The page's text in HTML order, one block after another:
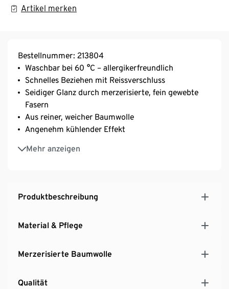
Artikel merken
Bestellnummer: 213804
Waschbar bei 60 °C – allergikerfreundlich
Schnelles Beziehen mit Reissverschluss
Seidiger Glanz durch merzerisierte, fein gewebte
Fasern
Aus reiner, weicher Baumwolle
Angenehm kühlender Effekt
Mehr anzeigen
Temperaturausgleichend und saugfähig
Produktbeschreibung
Material & Pflege
Merzerisierte Baumwolle
Qualität